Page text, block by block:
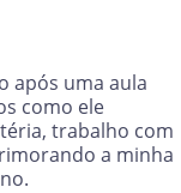
após uma aula
como ele
trabalho com
a minha